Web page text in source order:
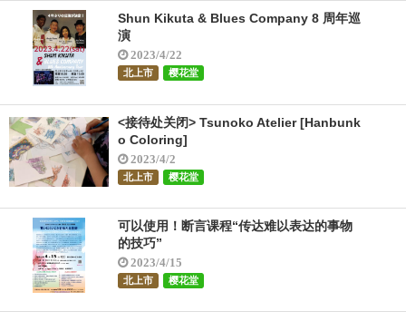
Shun Kikuta & Blues Company 8 周年巡
演
2023/4/22
北上市 樱花堂
<接待处关闭> Tsunoko Atelier [Hanbunk
o Coloring]
2023/4/2
北上市 樱花堂
可以使用！断言课程“传达难以表达的事物
的技巧”
2023/4/15
北上市 樱花堂